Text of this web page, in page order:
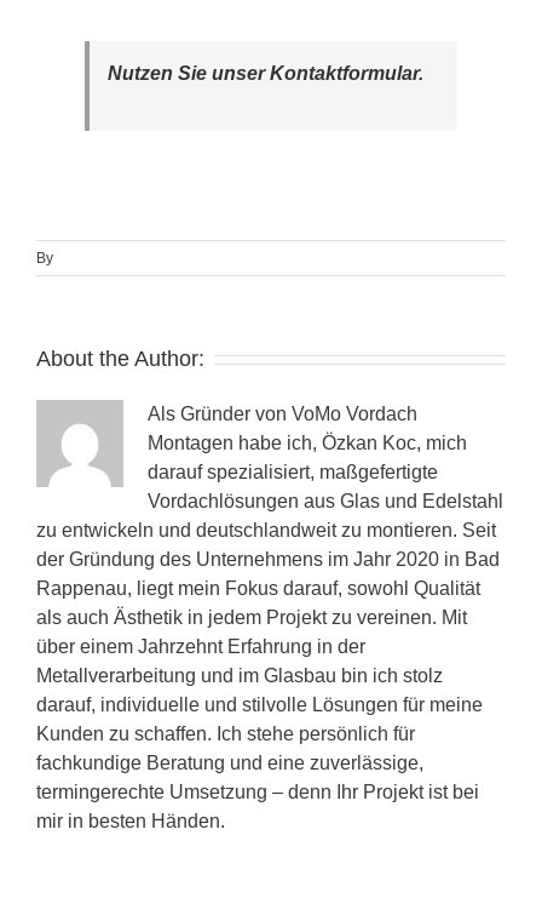
Nutzen Sie unser Kontaktformular.
By
About the Author:
Als Gründer von VoMo Vordach
Montagen habe ich, Özkan Koc, mich
darauf spezialisiert, maßgefertigte
Vordachlösungen aus Glas und Edelstahl
zu entwickeln und deutschlandweit zu montieren. Seit
der Gründung des Unternehmens im Jahr 2020 in Bad
Rappenau, liegt mein Fokus darauf, sowohl Qualität
als auch Ästhetik in jedem Projekt zu vereinen. Mit
über einem Jahrzehnt Erfahrung in der
Metallverarbeitung und im Glasbau bin ich stolz
darauf, individuelle und stilvolle Lösungen für meine
Kunden zu schaffen. Ich stehe persönlich für
fachkundige Beratung und eine zuverlässige,
termingerechte Umsetzung – denn Ihr Projekt ist bei
mir in besten Händen.